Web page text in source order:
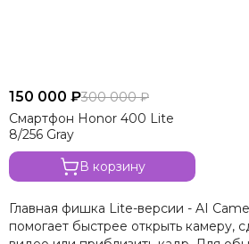
150 000 ₽300 000 ₽
Смартфон Honor 400 Lite
8/256 Gray
В корзину
Главная фишка Lite-версии - AI
помогает быстрее открыть камеру,